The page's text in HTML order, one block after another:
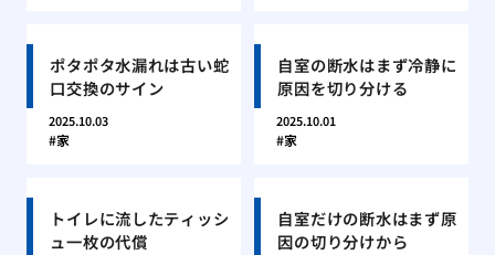
ポタポタ水漏れは古い蛇
口交換のサイン
2025.10.03
家
自室の断水はまず冷静に
原因を切り分ける
2025.10.01
家
トイレに流したティッシ
ュ一枚の代償
自室だけの断水はまず原
因の切り分けから